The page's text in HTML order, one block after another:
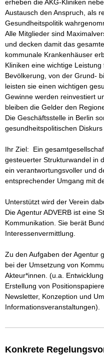
erheben die AKG-Kliniken
Austausch den Anspruch, als
Gesundheitspolitik
Alle Mitglieder sind
und decken damit das
kommunale Krankenhäuser
Kliniken eine wichtige
Bevölkerung, von der Grund-
leisten sie einen wichtigen
Gewinne werden reinvestiert
bleiben die Gelder den
Die Geschäftsstelle in Berlin
gesundheitspolitischen
Ihr Ziel:  Ein
gesteuerter Strukturwandel in
ein verantwortungsvoller und
entsprechender Umgang mit
Unterstützt wird der Verein
Die Agentur ADVERB ist eine
Kommunikation. Sie berät
Interessenvermittlung.
Zu den Aufgaben der Agentur
bei der Umsetzung von
Akteur*innen. (u.a.
Erstellung von
Newsletter, Konzeption und
Konkrete